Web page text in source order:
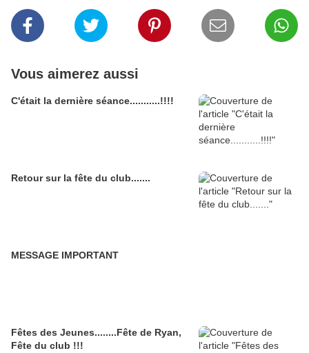
Vous aimerez aussi
C'était la dernière séance...........!!!!
Retour sur la fête du club.......
MESSAGE IMPORTANT
Fêtes des Jeunes........Fête de Ryan,
Fête du club !!!